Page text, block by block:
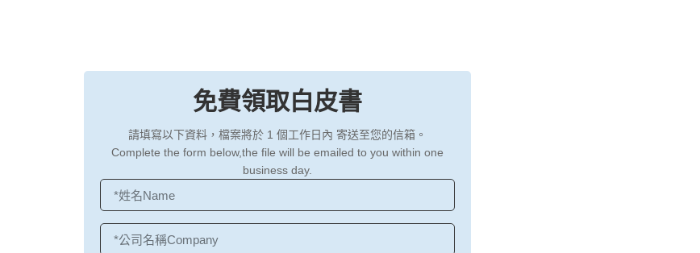
免費領取白皮書
請填寫以下資料，檔案將於 1 個工作日內 寄送至您的信箱。
Complete the form below,the file will be emailed to you within one
business day.